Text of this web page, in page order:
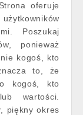
oferuje
Poszukaj
ponieważ
kogoś, kto
to, że
kogoś, kto
wartości.
piękny okres